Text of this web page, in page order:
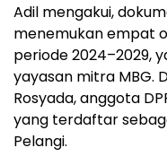
Adil mengakui,
menemukan empat
periode 2024–2029,
yayasan mitra MBG.
Rosyada, anggota
yang terdaftar
Pelangi.